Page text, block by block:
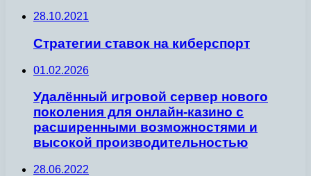
28.10.2021
Стратегии ставок на киберспорт
01.02.2026
Удалённый игровой сервер нового
поколения для онлайн-казино с
расширенными возможностями и
высокой производительностью
28.06.2022